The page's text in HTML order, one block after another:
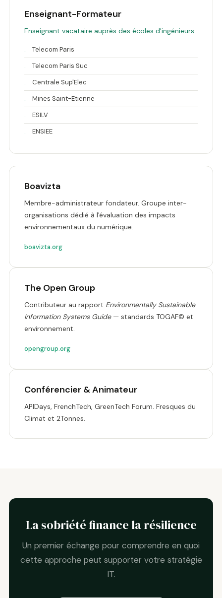
Enseignant-Formateur
Enseignant vacataire auprès des écoles d'ingénieurs
.
Telecom Paris
.
Telecom Paris Suc
.
Centrale Sup'Elec
.
Mines Saint-Etienne
.
ESILV
.
ENSIEE
Boavizta
Membre-administrateur fondateur. Groupe inter-
organisations dédié à l'évaluation des impacts
environnementaux du numérique.
boavizta.org
The Open Group
Contributeur au rapport Environmentally Sustainable
Information Systems Guide— standards TOGAF© et
environnement.
opengroup.org
Conférencier & Animateur
APIDays, FrenchTech, GreenTech Forum. Fresques du
Climat et 2Tonnes.
La sobriété finance la résilience
Un premier échange pour comprendre en quoi
cette approche peut supporter votre stratégie
IT.